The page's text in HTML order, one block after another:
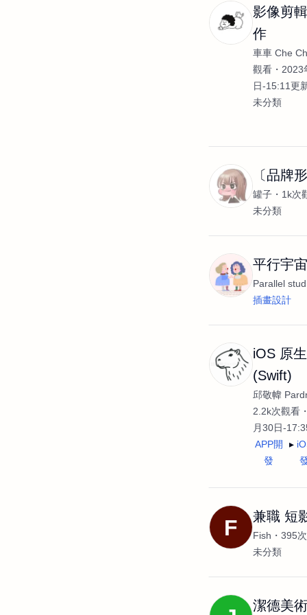
影像剪
作
車車 Che
觀看
2023
日-15:11更
未分類
〔品牌
罐子
1k次
未分類
平行宇
Parallel
插畫設計
iOS 原
(Swift)
邱敬幃
2.2k次觀看
月30日-
APP開
發
F 兼職 短
Fish
395
未分類
潔德美